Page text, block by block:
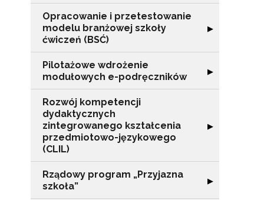
Opracowanie i przetestowanie
modelu branżowej szkoły
ćwiczeń (BSĆ)
Rozwiń sekcję
▶
Pilotażowe wdrożenie
modułowych e-podręczników
Rozwiń sekcję
▶
Rozwój kompetencji
dydaktycznych
zintegrowanego kształcenia
przedmiotowo-językowego
(CLIL)
Rozwiń sekcję
▶
Rządowy program „Przyjazna
szkoła”
Rozwiń sekcję
▶